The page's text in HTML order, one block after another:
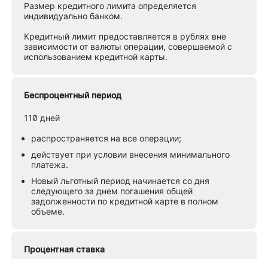
Размер кредитного лимита определяется
индивидуально банком.
Кредитный лимит предоставляется в рублях вне
зависимости от валюты операции, совершаемой с
использованием кредитной карты.
Беспроцентный период
110 дней
распространяется на все операции;
действует при условии внесения минимального
платежа.
Новый льготный период начинается со дня
следующего за днем погашения общей
задолженности по кредитной карте в полном
объеме.
Процентная ставка